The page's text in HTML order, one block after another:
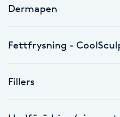
Brynformning
Brynplockning
Dermapen
Fettfrysning -
Fillers